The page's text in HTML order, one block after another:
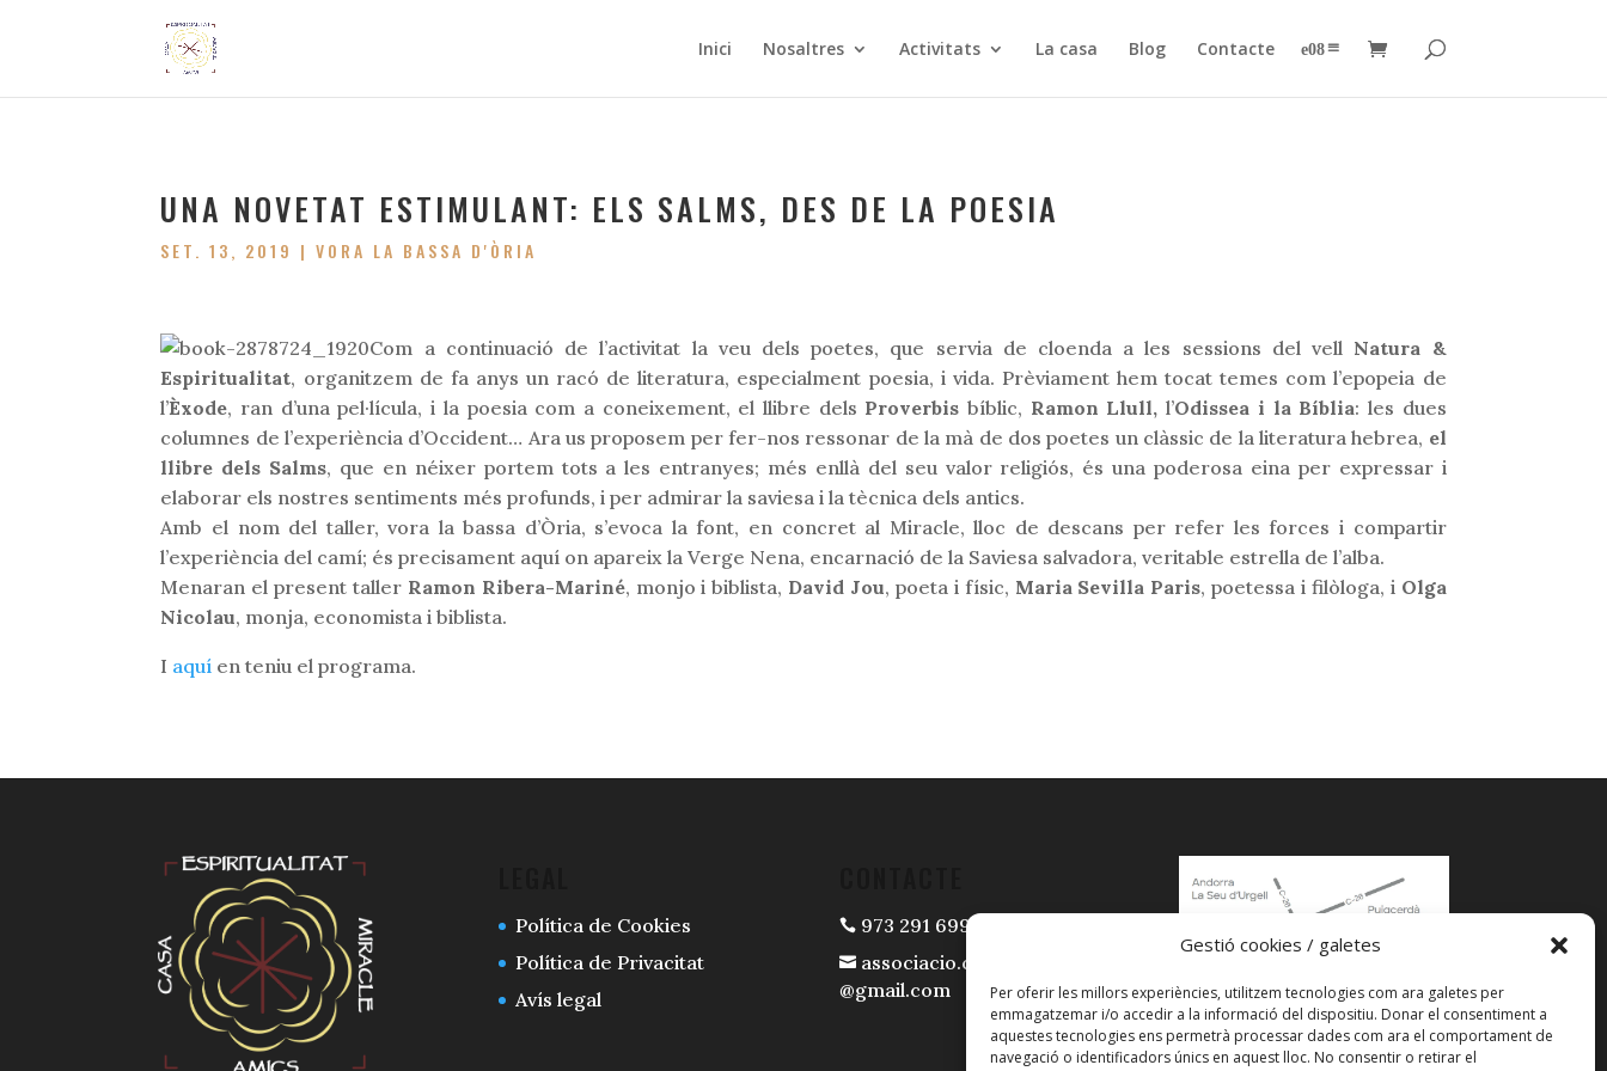
Gestió cookies / galetes
Per oferir les millors experiències, utilitzem tecnologies com ara galetes per
emmagatzemar i/o accedir a la informació del dispositiu. Donar el consentiment a
aquestes tecnologies ens permetrà processar dades com ara el comportament de
navegació o identificadors únics en aquest lloc. No consentir o retirar el
Inici Nosaltres Activitats La casa Blog Contacte –
UNA NOVETAT ESTIMULANT: ELS SALMS, DES DE LA POESIA
SET. 13, 2019 |VORA LA BASSA D'ÒRIA
Com a continuació de l’activitat la veu dels poetes, que servia de cloenda a les sessions del vell Natura &
Espiritualitat, organitzem de fa anys un racó de literatura, especialment poesia, i vida. Prèviament hem tocat temes com l’epopeia de
l’Èxode, ran d’una pel·lícula, i la poesia com a coneixement, el llibre dels Proverbis bíblic, Ramon Llull, l’Odissea i la Bíblia: les dues
columnes de l’experiència d’Occident… Ara us proposem per fer-nos ressonar de la mà de dos poetes un clàssic de la literatura hebrea, el
llibre dels Salms, que en néixer portem tots a les entranyes; més enllà del seu valor religiós, és una poderosa eina per expressar i
elaborar els nostres sentiments més profunds, i per admirar la saviesa i la tècnica dels antics.
Amb el nom del taller, vora la bassa d’Òria, s’evoca la font, en concret al Miracle, lloc de descans per refer les forces i compartir
l’experiència del camí; és precisament aquí on apareix la Verge Nena, encarnació de la Saviesa salvadora, veritable estrella de l’alba.
Menaran el present taller Ramon Ribera-Mariné, monjo i biblista, David Jou, poeta i físic, Maria Sevilla Paris, poetessa i filòloga, i Olga
Nicolau, monja, economista i biblista.
I aquí en teniu el programa.
Política de Cookies
Política de Privacitat
Avís legal
973 291 699
associacio.casespi.miracle
@gmail.com